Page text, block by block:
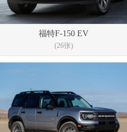
福特F-150 EV
(26张)